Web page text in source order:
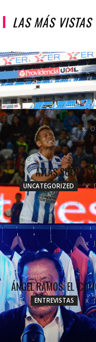
LAS MÁS VISTAS
FRÍO INICIO DE LA
COLUMNETAS
PAR DE ROSCAS
COLUMNETAS
ATLAS SUEÑA
UNCATEGORIZED
GERVASIO QUIROZ: EL
ENTREVISTAS
ÁNGEL RAMOS: EL
ENTREVISTAS